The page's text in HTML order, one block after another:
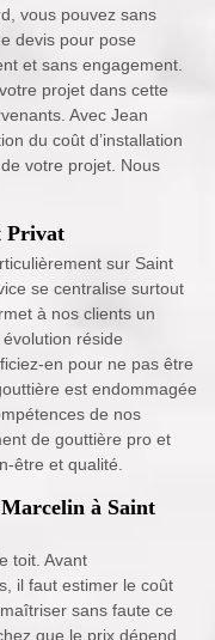
vous pouvez sans
devis pour pose
et sans engagement.
projet dans cette
Avec Jean
du coût d’installation
votre projet. Nous
Privat
sur Saint
se centralise surtout
à nos clients un
réside
en pour ne pas être
est endommagée
de nos
de gouttière pro et
être et qualité.
Marcelin à Saint
toit. Avant
il faut estimer le coût
sans faute ce
que le prix dépend